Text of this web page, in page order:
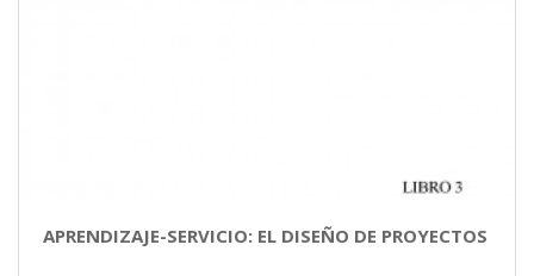
APRENDIZAJE-SERVICIO: EL DISEÑO DE PROYECTOS